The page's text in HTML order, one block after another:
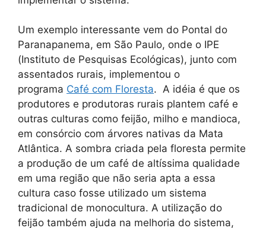
Um exemplo interessante vem do Pontal do
Paranapanema, em São Paulo, onde o IPE
(Instituto de Pesquisas Ecológicas), junto com
assentados rurais, implementou o
programa Café com Floresta. A idéia é que os
produtores e produtoras rurais plantem café e
outras culturas como feijão, milho e mandioca,
em consórcio com árvores nativas da Mata
Atlântica. A sombra criada pela floresta permite
a produção de um café de altíssima qualidade
em uma região que não seria apta a essa
cultura caso fosse utilizado um sistema
tradicional de monocultura. A utilização do
feijão também ajuda na melhoria do sistema,